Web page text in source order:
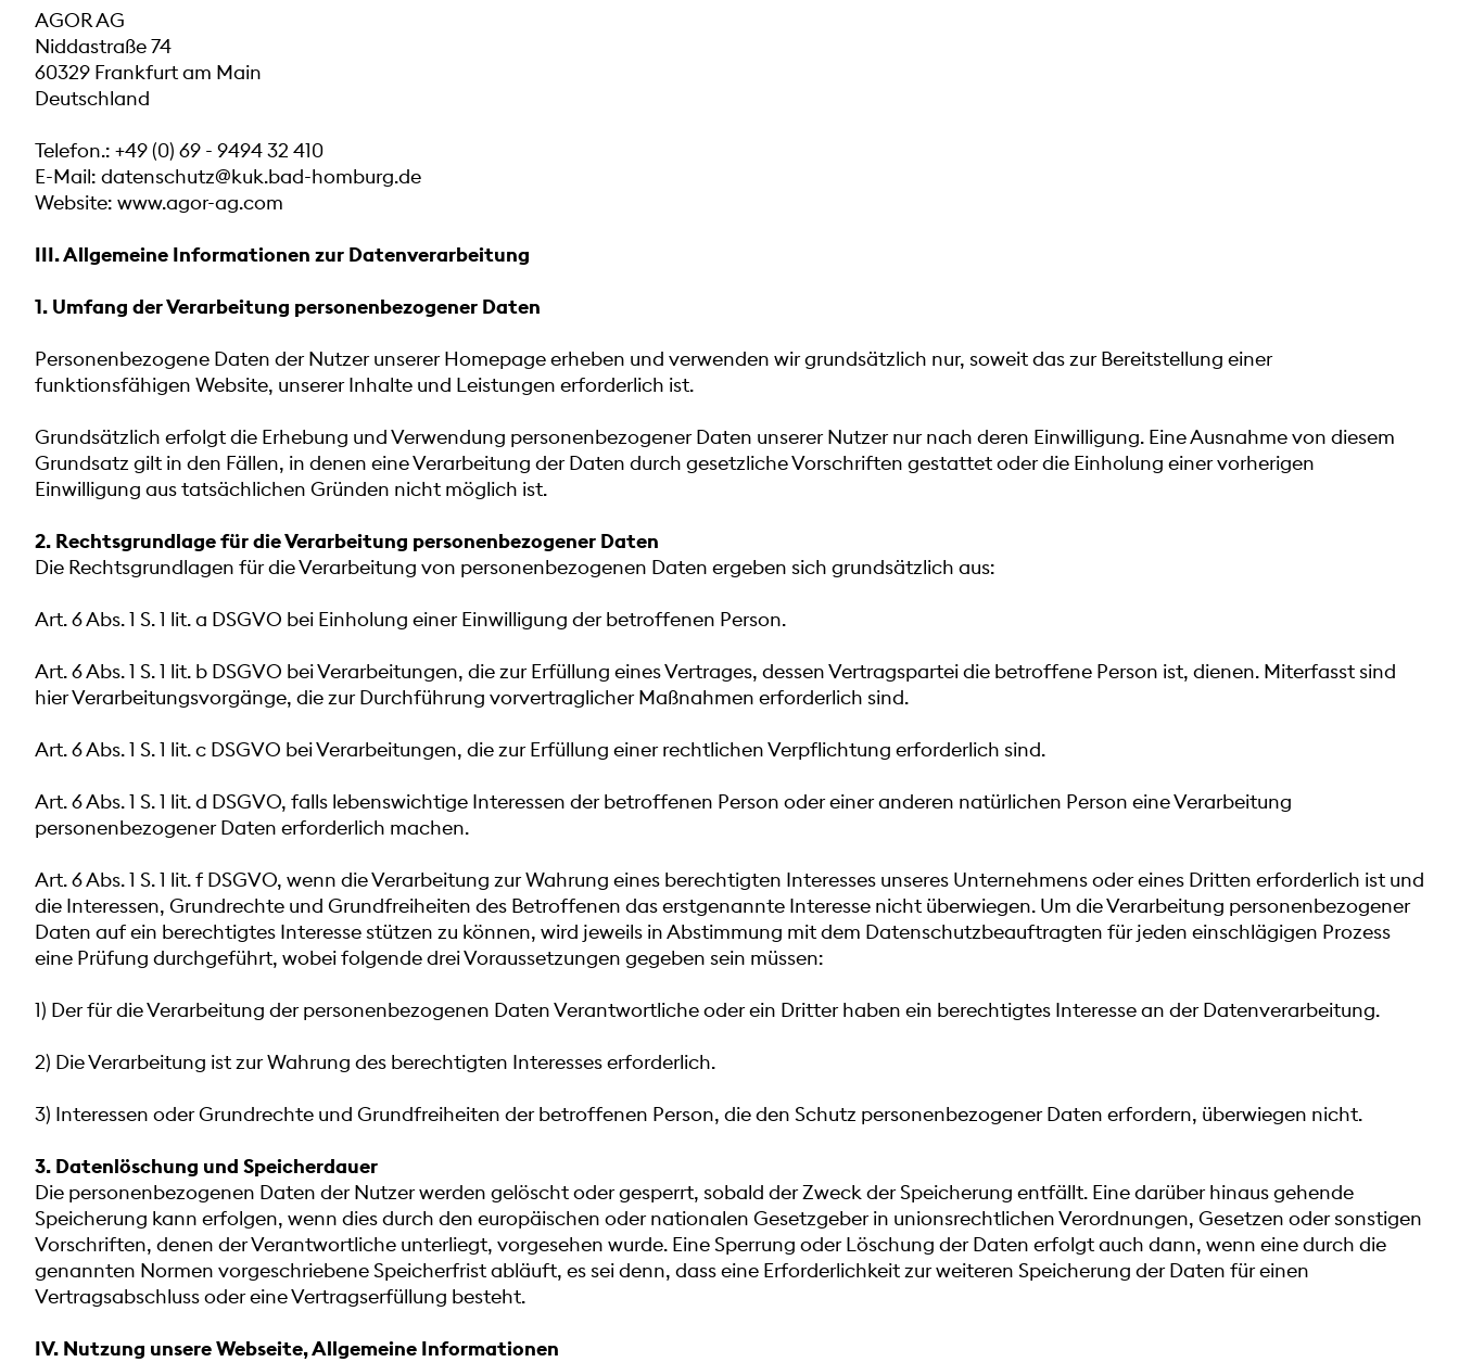
AGOR AG
Niddastraße 74
60329 Frankfurt am Main
Deutschland
Telefon.: +49 (0) 69 - 9494 32 410
E-Mail: datenschutz@kuk.bad-homburg.de
Website: www.agor-ag.com
III. Allgemeine Informationen zur Datenverarbeitung
1. Umfang der Verarbeitung personenbezogener Daten
Personenbezogene Daten der Nutzer unserer Homepage erheben und verwenden wir grundsätzlich nur, soweit das zur Bereitstellung einer
funktionsfähigen Website, unserer Inhalte und Leistungen erforderlich ist.
Grundsätzlich erfolgt die Erhebung und Verwendung personenbezogener Daten unserer Nutzer nur nach deren Einwilligung. Eine Ausnahme von diesem
Grundsatz gilt in den Fällen, in denen eine Verarbeitung der Daten durch gesetzliche Vorschriften gestattet oder die Einholung einer vorherigen
Einwilligung aus tatsächlichen Gründen nicht möglich ist.
2. Rechtsgrundlage für die Verarbeitung personenbezogener Daten
Die Rechtsgrundlagen für die Verarbeitung von personenbezogenen Daten ergeben sich grundsätzlich aus:
Art. 6 Abs. 1 S. 1 lit. a DSGVO bei Einholung einer Einwilligung der betroffenen Person.
Art. 6 Abs. 1 S. 1 lit. b DSGVO bei Verarbeitungen, die zur Erfüllung eines Vertrages, dessen Vertragspartei die betroffene Person ist, dienen. Miterfasst sind
hier Verarbeitungsvorgänge, die zur Durchführung vorvertraglicher Maßnahmen erforderlich sind.
Art. 6 Abs. 1 S. 1 lit. c DSGVO bei Verarbeitungen, die zur Erfüllung einer rechtlichen Verpflichtung erforderlich sind.
Art. 6 Abs. 1 S. 1 lit. d DSGVO, falls lebenswichtige Interessen der betroffenen Person oder einer anderen natürlichen Person eine Verarbeitung
personenbezogener Daten erforderlich machen.
Art. 6 Abs. 1 S. 1 lit. f DSGVO, wenn die Verarbeitung zur Wahrung eines berechtigten Interesses unseres Unternehmens oder eines Dritten erforderlich ist und
die Interessen, Grundrechte und Grundfreiheiten des Betroffenen das erstgenannte Interesse nicht überwiegen. Um die Verarbeitung personenbezogener
Daten auf ein berechtigtes Interesse stützen zu können, wird jeweils in Abstimmung mit dem Datenschutzbeauftragten für jeden einschlägigen Prozess
eine Prüfung durchgeführt, wobei folgende drei Voraussetzungen gegeben sein müssen:
1) Der für die Verarbeitung der personenbezogenen Daten Verantwortliche oder ein Dritter haben ein berechtigtes Interesse an der Datenverarbeitung.
2) Die Verarbeitung ist zur Wahrung des berechtigten Interesses erforderlich.
3) Interessen oder Grundrechte und Grundfreiheiten der betroffenen Person, die den Schutz personenbezogener Daten erfordern, überwiegen nicht.
3. Datenlöschung und Speicherdauer
Die personenbezogenen Daten der Nutzer werden gelöscht oder gesperrt, sobald der Zweck der Speicherung entfällt. Eine darüber hinaus gehende
Speicherung kann erfolgen, wenn dies durch den europäischen oder nationalen Gesetzgeber in unionsrechtlichen Verordnungen, Gesetzen oder sonstigen
Vorschriften, denen der Verantwortliche unterliegt, vorgesehen wurde. Eine Sperrung oder Löschung der Daten erfolgt auch dann, wenn eine durch die
genannten Normen vorgeschriebene Speicherfrist abläuft, es sei denn, dass eine Erforderlichkeit zur weiteren Speicherung der Daten für einen
Vertragsabschluss oder eine Vertragserfüllung besteht.
IV. Nutzung unsere Webseite, Allgemeine Informationen